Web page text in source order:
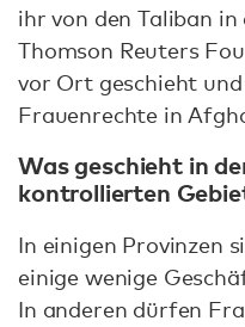
ihr von den Taliban in
Thomson Reuters
vor Ort geschieht
Frauenrechte in
Was geschieht in
kontrollierten
In einigen Provinzen
einige wenige
In anderen dürfen